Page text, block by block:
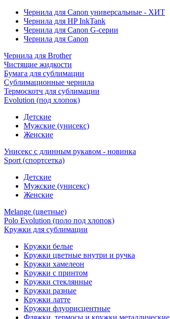
Чернила для Canon универсальные - ХИТ
Чернила для HP InkTank
Чернила для Canon G-серии
Чернила для Canon
Чернила для Brother
Чистящие жидкости
Бумага для сублимации
Сублимационные чернила
Термоскотч для сублимации
Evolution (под хлопок)
Детские
Мужские (унисекс)
Женские
Унисекс с длинным рукавом - новинка
Sport (спортсетка)
Детские
Мужские (унисекс)
Женские
Melange (цветные)
Polo Evolution (поло под хлопок)
Кружки для сублимации
Кружки белые
Кружки цветные внутри и ручка
Кружки хамелеон
Кружки c принтом
Кружки стеклянные
Кружки разные
Кружки латте
Кружки флуорисцентные
Фляжки, термосы и кружки металлические